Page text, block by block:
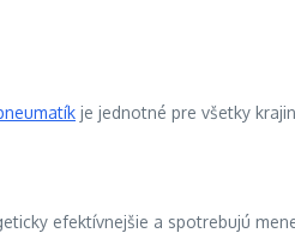
je jednotné pre všetky
efektívnejšie a spotrebujú